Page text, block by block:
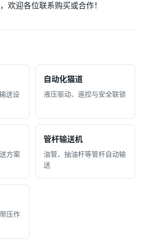
欢迎各位联系购买或合作！
送设
自动化猫道
液压驱动、遥控与安全联锁
方案
管杆输送机
油管、抽油杆等管杆自动输
送
压作